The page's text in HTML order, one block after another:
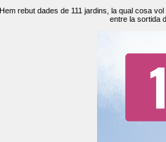
Hem rebut dades de 111 jardins, la qual cosa
entre la sortida